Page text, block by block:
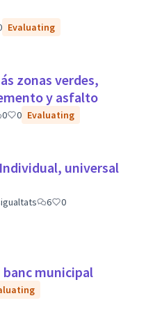
Evaluating
zonas verdes,
y asfalto
0 0 Evaluating
universal
6
0
municipal